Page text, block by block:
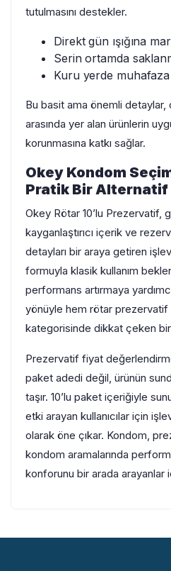
tutulmasını destekler.
Direkt gün ışığına
Serin ortamda
Kuru yerde muhafaza
Bu basit ama önemli
arasında yer alan ürünlerin
korunmasına katkı sağlar.
Okey Kondom
Pratik Bir Alternatif
Okey Rötar 10’lu Prezervatif,
kayganlaştırıcı içerik ve
detayları bir araya getiren
formuyla klasik kullanım
performans artırmaya
yönüyle hem rötar
kategorisinde dikkat çeken
Prezervatif fiyat
paket adedi değil, ürünün
taşır. 10’lu paket içeriğiyle
etki arayan kullanıcılar için
olarak öne çıkar. Kondom,
kondom aramalarında
konforunu bir arada arayanlar